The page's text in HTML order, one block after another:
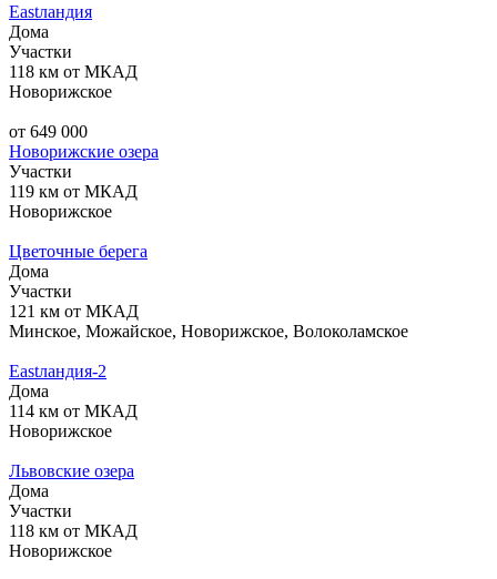
Eastландия
Дома
Участки
118 км от МКАД
Новорижское
от 649 000
Новорижские озера
Участки
119 км от МКАД
Новорижское
Цветочные берега
Дома
Участки
121 км от МКАД
Минское, Можайское, Новорижское, Волоколамское
Eastландия-2
Дома
114 км от МКАД
Новорижское
Львовские озера
Дома
Участки
118 км от МКАД
Новорижское